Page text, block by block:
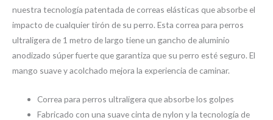
nuestra tecnología patentada de correas elásticas que absorbe el
impacto de cualquier tirón de su perro. Esta correa para perros
ultraligera de 1 metro de largo tiene un gancho de aluminio
anodizado súper fuerte que garantiza que su perro esté seguro. El
mango suave y acolchado mejora la experiencia de caminar.
Correa para perros ultraligera que absorbe los golpes
Fabricado con una suave cinta de nylon y la tecnología de